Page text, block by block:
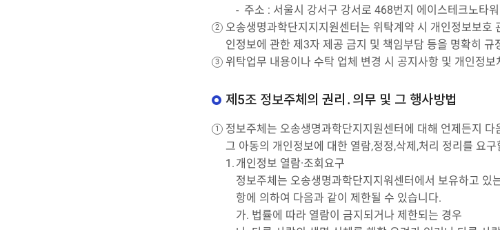
주소 : 서울시 강서구 강서로 468번지 에이스테크노타
오송생명과학단지지지원센터는 위탁계약 시 개인정보보호
인정보에 관한 제3자 제공 금지 및 책임부담 등을 명확히
위탁업무 내용이나 수탁 업체 변경 시 공지사항 및 개인정
제5조 정보주체의 권리․의무 및 그 행사방법
정보주체는 오송생명과학단지지원센터에 대해 언제든지
그 아동의 개인정보에 대한 열람,정정,삭제,처리 정리를 요
개인정보 열람·조회요구
정보주체는 오송생명과학단지지워센터에서 보유하고
항에 의하여 다음과 같이 제한될 수 있습니다.
가. 법률에 따라 열람이 금지되거나 제한되는 경우